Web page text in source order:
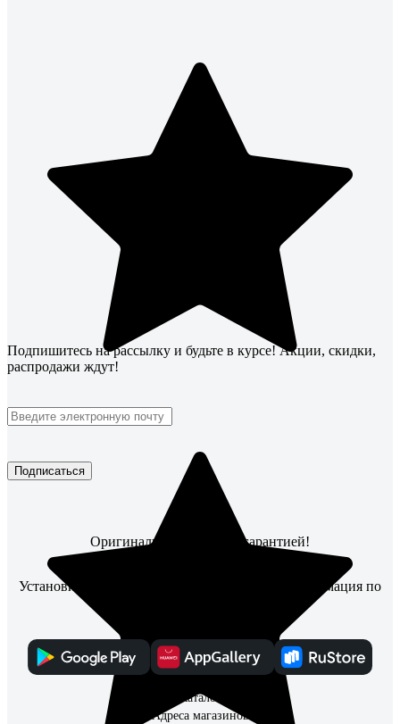
Подпишитесь на рассылку и будьте в курсе! Акции, скидки,
распродажи ждут!
Подписаться
Оригинальные товары с гарантией!
Установите мобильное приложение, чтобы информация по
Каталог
Адреса магазинов